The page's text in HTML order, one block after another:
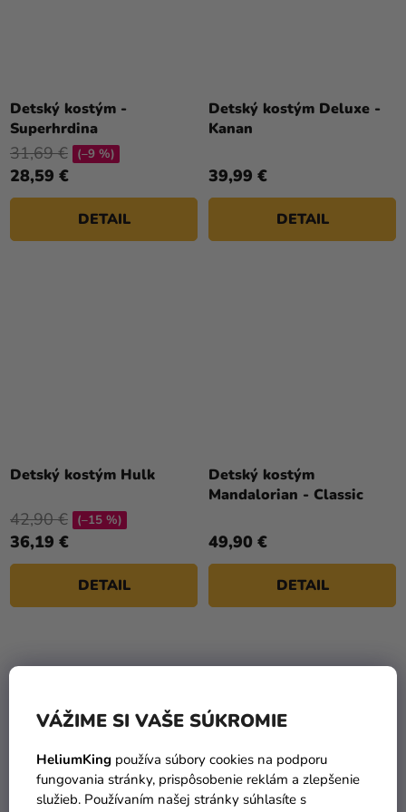
VÁŽIME SI VAŠE SÚKROMIE
HeliumKing používa súbory cookies na podporu
fungovania stránky, prispôsobenie reklám a zlepšenie
služieb. Používaním našej stránky súhlasíte s
Detský kostým -
Superhrdina
28,59 €
31,69 € (–9 %)
DETAIL
Detský kostým Deluxe -
Kanan
39,99 €
DETAIL
Detský kostým Hulk
36,19 €
42,90 € (–15 %)
DETAIL
Detský kostým
Mandalorian - Classic
49,90 €
DETAIL